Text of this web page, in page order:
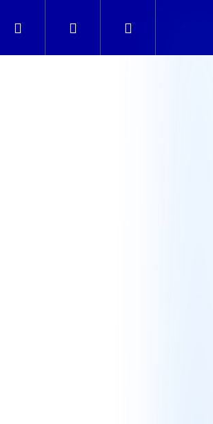
Keresés Bejelentkezés
Kosár